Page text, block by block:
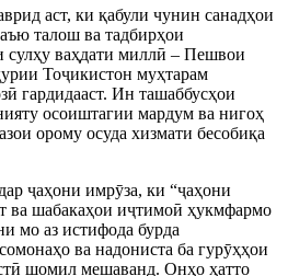
аст, ки қабули чунин санадҳои
талош ва тадбирҳои
сулҳу ваҳдати миллӣ – Пешвои
Тоҷикистон муҳтарам
гардидааст. Ин ташаббусҳои
осоиштагии мардум ва нигоҳ
орому осуда хизмати бесобиқа
ҷаҳони имрӯза, ки “ҷаҳони
ва шабакаҳои иҷтимоӣ ҳукмфармо
мо аз истифода бурда
ва надониста ба гурӯҳҳои
шомил мешаванд. Онҳо ҳатто